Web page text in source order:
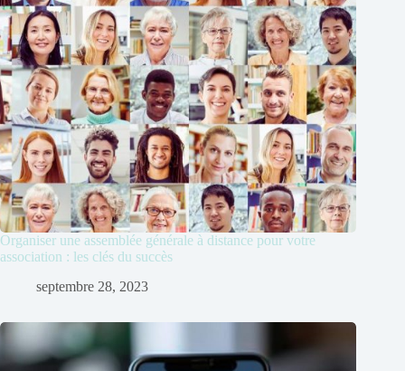
Organiser une assemblée générale à distance pour votre
association : les clés du succès
septembre 28, 2023